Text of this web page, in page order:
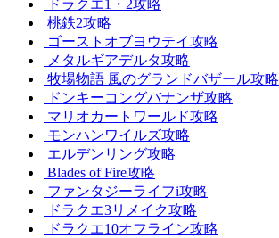
ドラクエ1・2攻略
桃鉄2攻略
ゴーストオブヨウテイ攻略
メタルギアデルタ攻略
牧場物語 風のグランドバザール攻略
ドンキーコングバナンザ攻略
マリオカートワールド攻略
モンハンワイルズ攻略
エルデンリング攻略
Blades of Fire攻略
ファンタジーライフi攻略
ドラクエ3リメイク攻略
ドラクエ10オフライン攻略